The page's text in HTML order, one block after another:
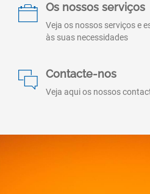
Os nossos serviços
Veja os nossos serviços e
às suas necessidades
Contacte-nos
Veja aqui os nossos